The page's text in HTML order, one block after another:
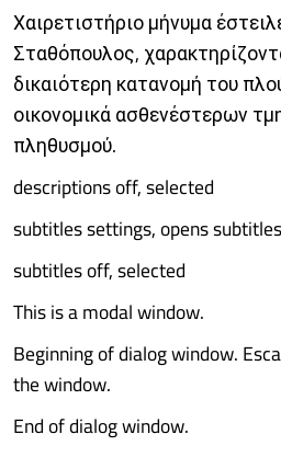
Χαιρετιστήριο μήνυμα
Σταθόπουλος,
δικαιότερη κατανομή του
οικονομικά ασθενέστερων
πληθυσμού.
descriptions off, selected
subtitles settings, opens
subtitles off, selected
This is a modal window.
Beginning of dialog window.
the window.
End of dialog window.